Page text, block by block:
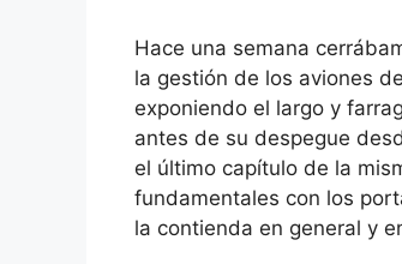
Hace una semana
la gestión de los aviones
exponiendo el largo y
antes de su despegue
el último capítulo de la
fundamentales con los
la contienda en general y